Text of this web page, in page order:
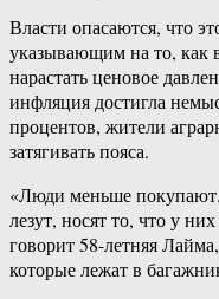
Власти опасаются, что
указывающим на то, как
нарастать ценовое
инфляция достигла
процентов, жители
затягивать пояса.
«Люди меньше
лезут, носят то, что у
говорит 58-летняя
которые лежат в